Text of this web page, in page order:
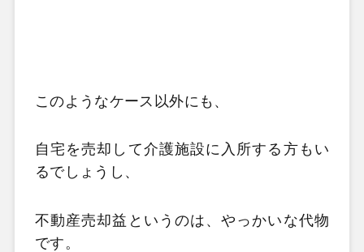
このようなケース以外にも、
自宅を売却して介護施設に入所する方もい
るでしょうし、
不動産売却益というのは、やっかいな代物
です。